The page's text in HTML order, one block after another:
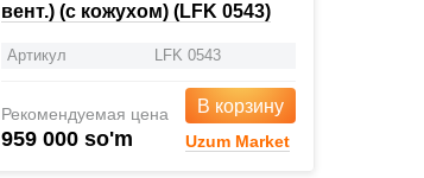
вент.) (с кожухом) (LFK 0543)
Артикул LFK 0543
Рекомендуемая цена
959 000 so'm
В корзину
Uzum Market